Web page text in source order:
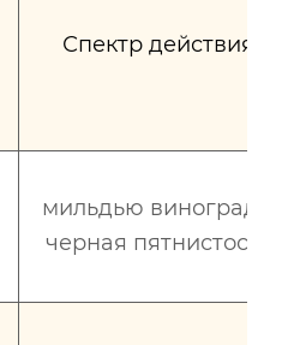
Спектр действия
мильдью винограда,
черная пятнистость